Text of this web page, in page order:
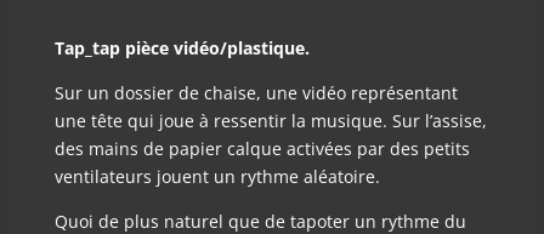
Tap_tap pièce vidéo/plastique.
Sur un dossier de chaise, une vidéo représentant
une tête qui joue à ressentir la musique. Sur l’assise,
des mains de papier calque activées par des petits
ventilateurs jouent un rythme aléatoire.
Quoi de plus naturel que de tapoter un rythme du